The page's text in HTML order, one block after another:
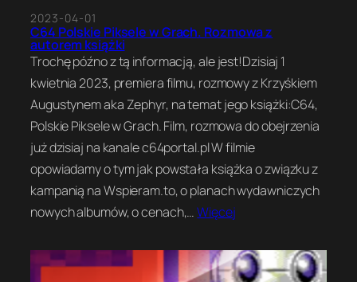
2023-04-01
C64 Polskie Piksele w Grach. Rozmowa z
autorem książki
Trochę późno z tą informacją, ale jest!Dzisiaj 1
kwietnia 2023, premiera filmu, rozmowy z Krzyśkiem
Augustynem aka Zephyr, na temat jego książki:C64,
Polskie Piksele w Grach. Film, rozmowa do obejrzenia
już dzisiaj na kanale c64portal.pl W filmie
opowiadamy o tym jak powstała książka o związku z
kampanią na Wspieram.to, o planach wydawniczych
nowych albumów, o cenach,…Więcej